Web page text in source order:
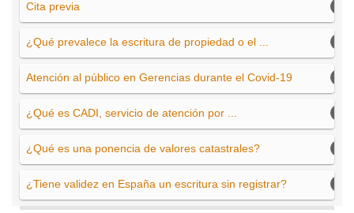
Cita previa
¿Qué prevalece la escritura de propiedad o el ...
Atención al público en Gerencias durante el Covid-19
¿Qué es CADI, servicio de atención por ...
¿Qué es una ponencia de valores catastrales?
¿Tiene validez en España un escritura sin registrar?